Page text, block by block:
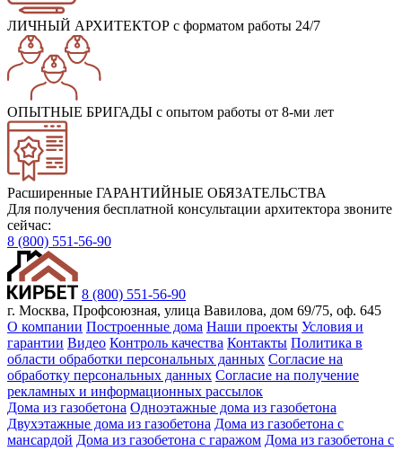
ЛИЧНЫЙ АРХИТЕКТОР с форматом работы 24/7
ОПЫТНЫЕ БРИГАДЫ с опытом работы от 8-ми лет
Расширенные ГАРАНТИЙНЫЕ ОБЯЗАТЕЛЬСТВА
Для получения бесплатной консультации архитектора звоните
сейчас:
8 (800) 551-56-90
8 (800) 551-56-90
г. Москва, Профсоюзная, улица Вавилова, дом 69/75, оф. 645
О компании Построенные дома Наши проекты Условия и
гарантии Видео Контроль качества Контакты Политика в
области обработки персональных данных Согласие на
обработку персональных данных Согласие на получение
рекламных и информационных рассылок
Дома из газобетона Одноэтажные дома из газобетона
Двухэтажные дома из газобетона Дома из газобетона с
мансардой Дома из газобетона с гаражом Дома из газобетона с